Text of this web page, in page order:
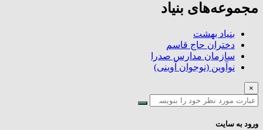
مجموعه‌های بنیاد
بنیاد بهشت
دختران حاج قاسم
سازمان مدارس صدرا
نوآوین (نوجوان آوینی)
×
ورود به سایت